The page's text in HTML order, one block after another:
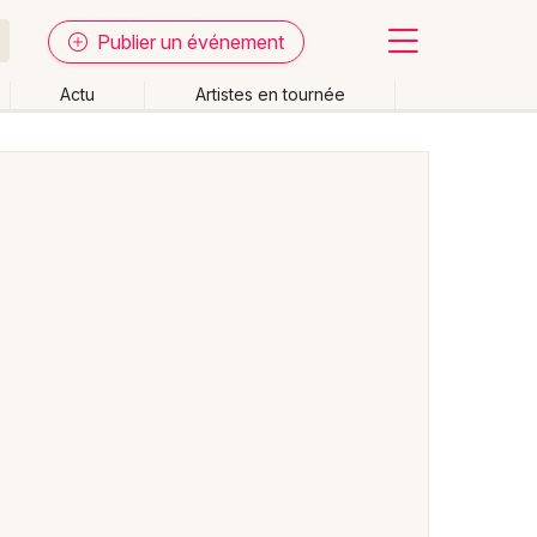
Publier un événement
Actu Artistes en tournée